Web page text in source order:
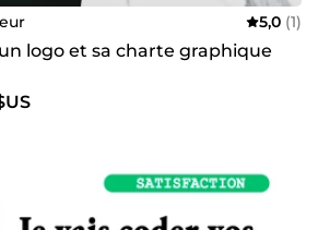
5,0 (1)
logo et sa charte graphique